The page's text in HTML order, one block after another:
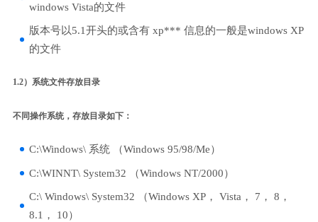
windows Vista的文件
版本号以5.1开头的或含有 xp*** 信息的一般是windows XP
的文件
1.2）系统文件存放目录
不同操作系统，存放目录如下：
C:\Windows\ 系统 （Windows 95/98/Me）
C:\WINNT\ System32 （Windows NT/2000）
C:\ Windows\ System32 （Windows XP， Vista， 7， 8，
8.1， 10）